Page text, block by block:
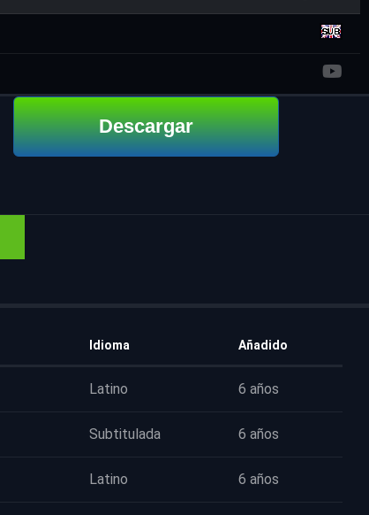
Descargar
Idioma Añadido
Latino 6 años
Subtitulada 6 años
Latino 6 años